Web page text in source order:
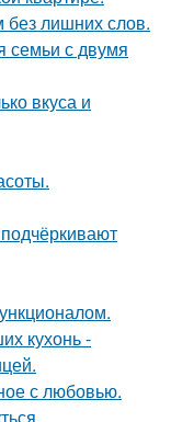
без лишних слов.
семьи с двумя
вкуса и
кухонь -
с любовью.